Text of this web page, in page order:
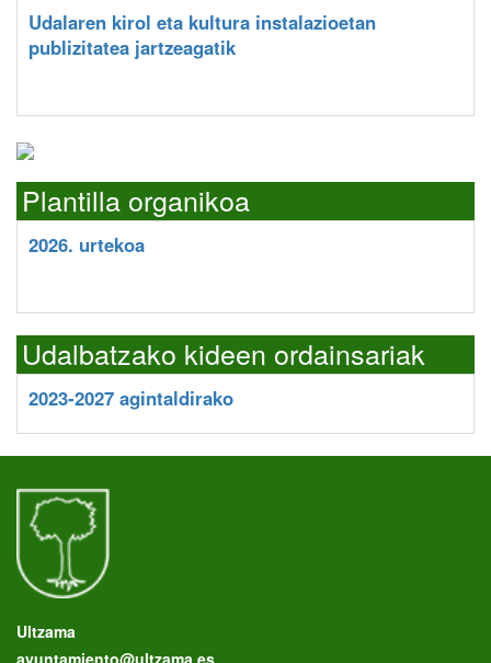
Udalaren kirol eta kultura instalazioetan
publizitatea jartzeagatik
Plantilla organikoa
2026. urtekoa
Udalbatzako kideen ordainsariak
2023-2027 agintaldirako
Ultzama